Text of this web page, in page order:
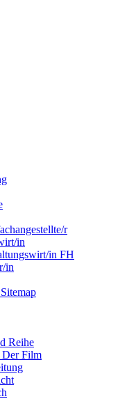
r
in
in FH
in
Reihe
Der Film